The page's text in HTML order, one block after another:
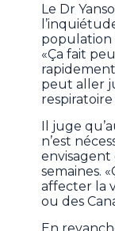
Le Dr
population
«Ça fait
peut aller
Il juge
n’est
envisagent
semaines.
affecter la
ou des
En